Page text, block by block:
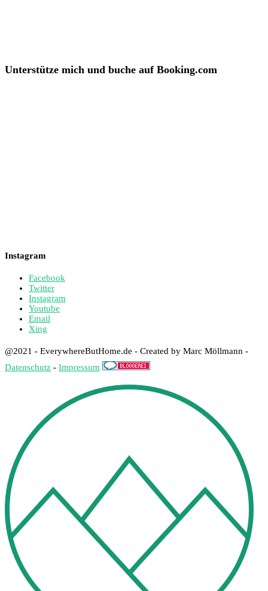
Unterstütze mich und buche auf Booking.com
Instagram
Facebook
Twitter
Instagram
Youtube
Email
Xing
@2021 - EverywhereButHome.de - Created by Marc Möllmann -
Datenschutz - Impressum